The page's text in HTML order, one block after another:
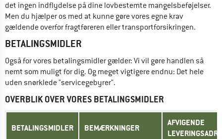
det ingen indflydelse på dine lovbestemte mangelsbeføjelser.
Men du hjælper os med at kunne gøre vores egne krav
gældende overfor fragtføreren eller transportforsikringen.
BETALINGSMIDLER
Også for vores betalingsmidler gælder: Vi vil gøre handlen så
nemt som muligt for dig. Og meget vigtigere endnu: Det hele
uden snørklede "servicegebyrer".
OVERBLIK OVER VORES BETALINGSMIDLER
BETALINGSMIDLER BEMÆRKNINGER
AFVIGENDE